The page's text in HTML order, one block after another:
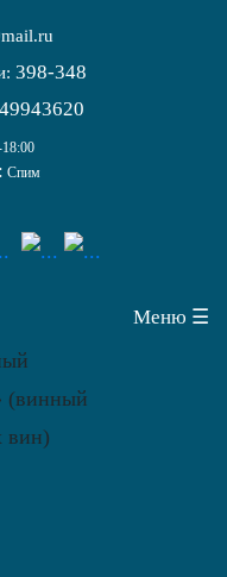
398-348
Спим
Меню ☰
(винный
вин)